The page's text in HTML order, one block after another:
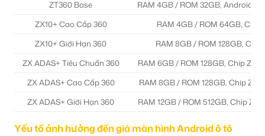
ZT360 Base
RAM 4GB / ROM 32GB, Android
ZX10+ Cao Cấp 360
RAM 4GB / ROM 64GB, Chip
ZX10+ Giới Hạn 360
RAM 8GB / ROM 128GB,
ZX ADAS+ Tiêu Chuẩn 360
RAM 6GB / ROM 128GB, Chip ZT-
ZX ADAS+ Cao Cấp 360
RAM 8GB / ROM 128GB, Chip ZT-
ZX ADAS+ Giới Hạn 360
RAM 12GB / ROM 512GB, Chip
Yếu tố ảnh hưởng đến giá màn hình Android ô tô